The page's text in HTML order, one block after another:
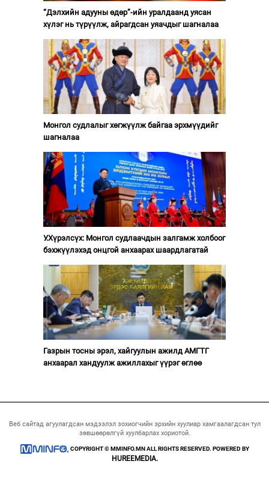
“Дэлхийн адууны өдөр”-ийн уралдаанд уясан
хүлэг нь түрүүлж, айрагдсан уяачдыг шагналаа
Монгол судлалыг хөгжүүлж байгаа эрхмүүдийг
шагналаа
У.Хүрэлсүх: Монгол судлаачдын залгамж холбоог
бэхжүүлэхэд онцгой анхаарах шаардлагатай
Газрын тосны эрэл, хайгуулын ажилд АМГТГ
анхаарал хандуулж ажиллахыг үүрэг өглөө
Веб сайтад агуулагдсан мэдээлэл зохиогчийн эрхийн хуулиар хамгаалагдсан тул
зөвшөөрөлгүй хуулбарлах хориотой.
COPYRIGHT © MMINFO.MN ALL RIGHTS RESERVED. POWERED BY
HUREEMEDIA.